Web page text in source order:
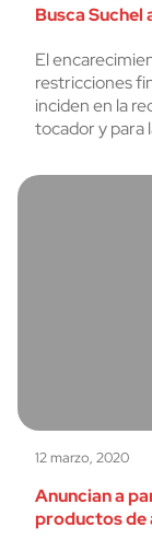
Busca
El
restricciones
inciden en la
tocador y para
12 marzo, 2020
Anuncian a
productos de